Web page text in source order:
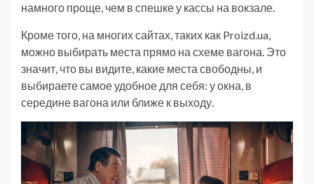
намного проще, чем в спешке у кассы на вокзале.
Кроме того, на многих сайтах, таких как Proizd.ua,
можно выбирать места прямо на схеме вагона. Это
значит, что вы видите, какие места свободны, и
выбираете самое удобное для себя: у окна, в
середине вагона или ближе к выходу.